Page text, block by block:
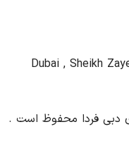
Dubai , Sheikh